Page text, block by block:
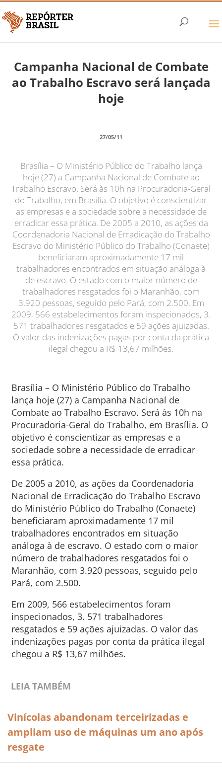
Campanha Nacional de Combate
ao Trabalho Escravo será lançada
hoje
27/05/11
Brasília – O Ministério Público do Trabalho lança
hoje (27) a Campanha Nacional de Combate ao
Trabalho Escravo. Será às 10h na Procuradoria-Geral
do Trabalho, em Brasília. O objetivo é conscientizar
as empresas e a sociedade sobre a necessidade de
erradicar essa prática. De 2005 a 2010, as ações da
Coordenadoria Nacional de Erradicação do Trabalho
Escravo do Ministério Público do Trabalho (Conaete)
beneficiaram aproximadamente 17 mil
trabalhadores encontrados em situação análoga à
de escravo. O estado com o maior número de
trabalhadores resgatados foi o Maranhão, com
3.920 pessoas, seguido pelo Pará, com 2.500. Em
2009, 566 estabelecimentos foram inspecionados, 3.
571 trabalhadores resgatados e 59 ações ajuizadas.
O valor das indenizações pagas por conta da prática
ilegal chegou a R$ 13,67 milhões.
Brasília – O Ministério Público do Trabalho
lança hoje (27) a Campanha Nacional de
Combate ao Trabalho Escravo. Será às 10h na
Procuradoria-Geral do Trabalho, em Brasília. O
objetivo é conscientizar as empresas e a
sociedade sobre a necessidade de erradicar
essa prática.
De 2005 a 2010, as ações da Coordenadoria
Nacional de Erradicação do Trabalho Escravo
do Ministério Público do Trabalho (Conaete)
beneficiaram aproximadamente 17 mil
trabalhadores encontrados em situação
análoga à de escravo. O estado com o maior
número de trabalhadores resgatados foi o
Maranhão, com 3.920 pessoas, seguido pelo
Pará, com 2.500.
Em 2009, 566 estabelecimentos foram
inspecionados, 3. 571 trabalhadores
resgatados e 59 ações ajuizadas. O valor das
indenizações pagas por conta da prática ilegal
chegou a R$ 13,67 milhões.
LEIA TAMBÉM
Vinícolas abandonam terceirizadas e
ampliam uso de máquinas um ano após
resgate